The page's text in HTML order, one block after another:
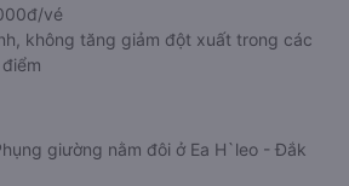
vé
không tăng giảm đột xuất trong các
giường nằm đôi ở Ea H`leo - Đắk